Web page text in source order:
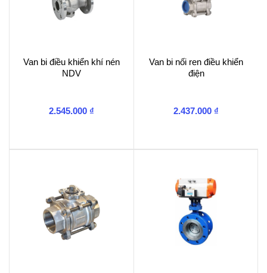
Van bi điều khiển khí nén
NDV
2.545.000 ₫
Van bi nối ren điều khiển
điện
2.437.000 ₫